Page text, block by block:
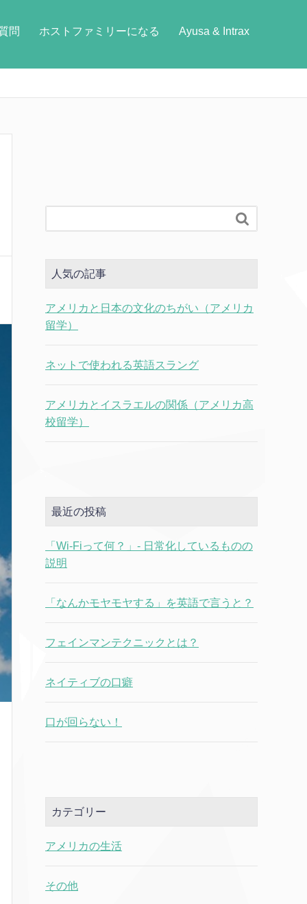
問 ホストファミリーになる Ayusa & Intrax

人気の記事
アメリカと日本の文化のちがい（アメリカ
留学）
ネットで使われる英語スラング
アメリカとイスラエルの関係（アメリカ高
校留学）
最近の投稿
「Wi-Fiって何？」- 日常化しているものの
説明
「なんかモヤモヤする」を英語で言うと？
フェインマンテクニックとは？
ネイティブの口癖
口が回らない！
カテゴリー
アメリカの生活
その他